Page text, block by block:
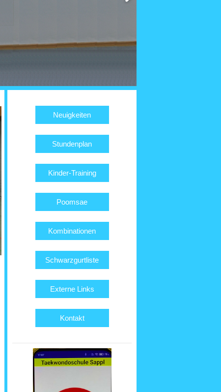
Neuigkeiten
Stundenplan
Kinder-Training
Poomsae
Kombinationen
Schwarzgurtliste
Externe Links
Kontakt